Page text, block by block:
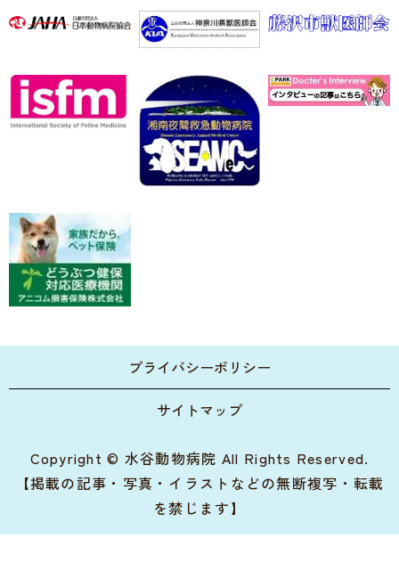
プライバシーポリシー
サイトマップ
Copyright © 水谷動物病院 All Rights Reserved.
【掲載の記事・写真・イラストなどの無断複写・転載
を禁じます】